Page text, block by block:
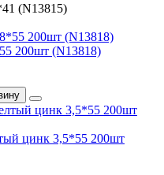
(N13815)
200шт (N13818)
цинк 3,5*55 200шт